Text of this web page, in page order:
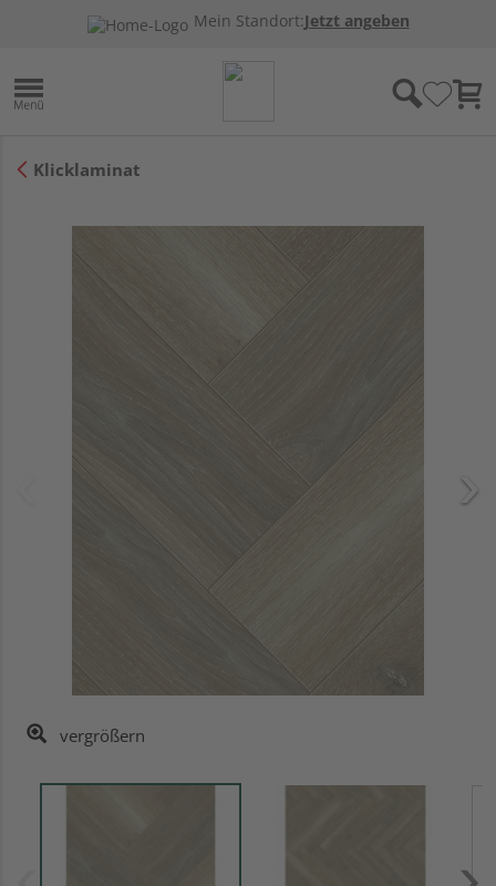
Mein Standort:Jetzt angeben
Klicklaminat
vergrößern